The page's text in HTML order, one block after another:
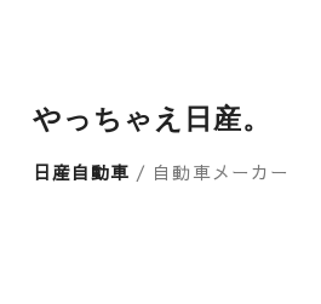
やっちゃえ日産。
日産自動車 / 自動車メーカー